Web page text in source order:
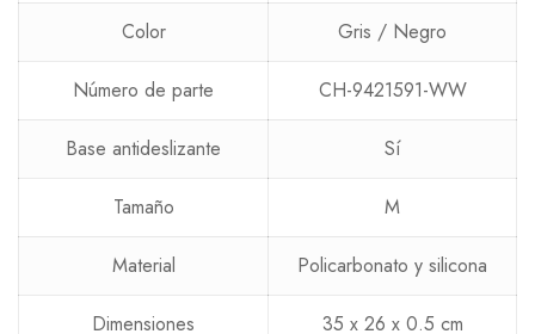
Color Gris / Negro
Número de parte CH-9421591-WW
Base antideslizante Sí
Tamaño M
Material Policarbonato y silicona
Dimensiones 35 x 26 x 0.5 cm